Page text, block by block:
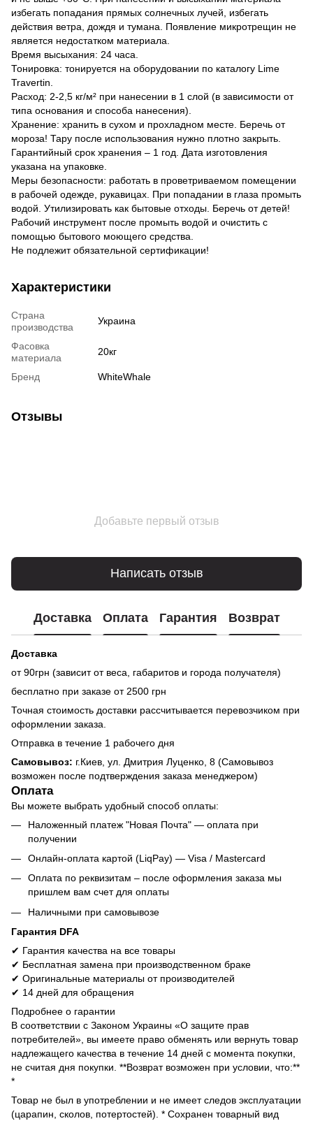
избегать попадания прямых солнечных лучей, избегать
действия ветра, дождя и тумана. Появление микротрещин не
является недостатком материала.
Время высыхания: 24 часа.
Тонировка: тонируется на оборудовании по каталогу Lime
Travertin.
Расход: 2-2,5 кг/м² при нанесении в 1 слой (в зависимости от
типа основания и способа нанесения).
Хранение: хранить в сухом и прохладном месте. Беречь от
мороза! Тару после использования нужно плотно закрыть.
Гарантийный срок хранения – 1 год. Дата изготовления
указана на упаковке.
Меры безопасности: работать в проветриваемом помещении
в рабочей одежде, рукавицах. При попадании в глаза промыть
водой. Утилизировать как бытовые отходы. Беречь от детей!
Рабочий инструмент после промыть водой и очистить с
помощью бытового моющего средства.
Не подлежит обязательной сертификации!
Характеристики
Страна
производства
Украина
Фасовка
материала
20кг
Бренд WhiteWhale
Отзывы
Добавьте первый отзыв
Написать отзыв
Доставка Оплата Гарантия Возврат
Доставка
от 90грн (зависит от веса, габаритов и города получателя)
бесплатно при заказе от 2500 грн
Точная стоимость доставки рассчитывается перевозчиком при
оформлении заказа.
Отправка в течение 1 рабочего дня
Самовывоз: г.Киев, ул. Дмитрия Луценко, 8 (Самовывоз
возможен после подтверждения заказа менеджером)
Оплата
Вы можете выбрать удобный способ оплаты:
Наложенный платеж "Новая Почта" — оплата при
получении
Онлайн-оплата картой (LiqPay) — Visa / Mastercard
Оплата по реквизитам – после оформления заказа мы
пришлем вам счет для оплаты
Наличными при самовывозе
Гарантия DFA
✔ Гарантия качества на все товары
✔ Бесплатная замена при производственном браке
✔ Оригинальные материалы от производителей
✔ 14 дней для обращения
Подробнее о гарантии
В соответствии с Законом Украины «О защите прав
потребителей», вы имеете право обменять или вернуть товар
надлежащего качества в течение 14 дней с момента покупки,
не считая дня покупки. **Возврат возможен при условии, что:**
*
Товар не был в употреблении и не имеет следов эксплуатации
(царапин, сколов, потертостей). * Сохранен товарный вид